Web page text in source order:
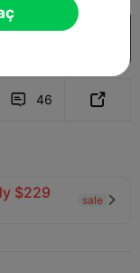
 46 
$229
sale 